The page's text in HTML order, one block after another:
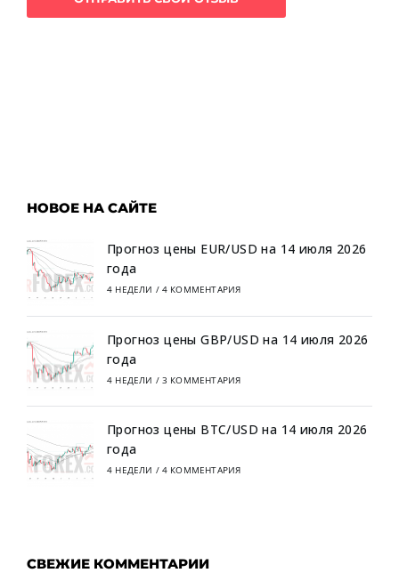
НОВОЕ НА САЙТЕ
Прогноз цены EUR/USD на 14 июля 2026
года
4 НЕДЕЛИ / 4 КОММЕНТАРИЯ
Прогноз цены GBP/USD на 14 июля 2026
года
4 НЕДЕЛИ / 3 КОММЕНТАРИЯ
Прогноз цены BTC/USD на 14 июля 2026
года
4 НЕДЕЛИ / 4 КОММЕНТАРИЯ
СВЕЖИЕ КОММЕНТАРИИ